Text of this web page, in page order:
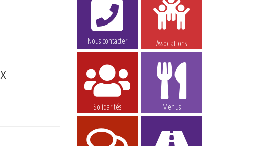
Nous contacter Associations
Solidarités Menus